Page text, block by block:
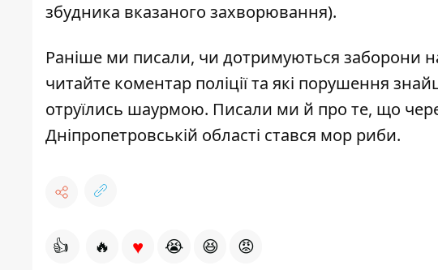
збудника вказаного захворювання).
Раніше ми писали, чи дотримуються заборони
читайте коментар поліції та які порушення
отруїлись шаурмою. Писали ми й про те, що
Дніпропетровській області стався мор риби.
👍 🔥 ♥ 😭 😆 😡